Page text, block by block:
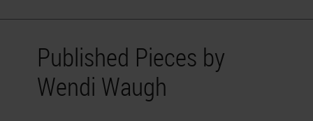
Published Pieces by
Wendi Waugh